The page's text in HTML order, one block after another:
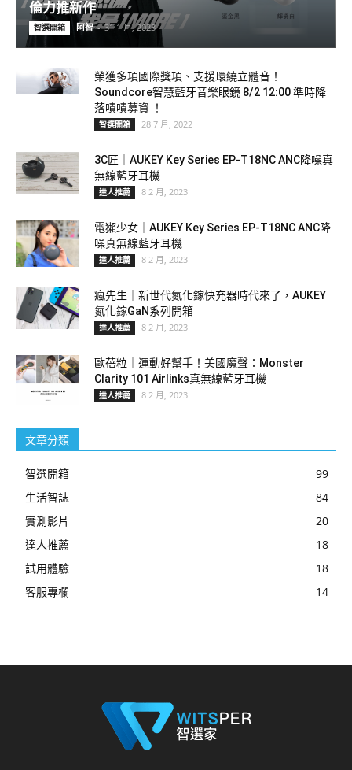
倫力推新作
智選開箱 阿智 - 31 1 月, 2023
榮獲多項國際獎項、支援環繞立體音！
Soundcore智慧藍牙音樂眼鏡 8/2 12:00 準時降
落嘖嘖募資 ！
智選開箱 28 7 月, 2022
3C匠｜AUKEY Key Series EP-T18NC ANC降噪真
無線藍牙耳機
達人推薦 8 2 月, 2023
電獺少女｜AUKEY Key Series EP-T18NC ANC降
噪真無線藍牙耳機
達人推薦 8 2 月, 2023
瘋先生｜新世代氮化鎵快充器時代來了，AUKEY
氮化鎵GaN系列開箱
達人推薦 8 2 月, 2023
歐蓓粒｜運動好幫手！美國魔聲：Monster
Clarity 101 Airlinks真無線藍牙耳機
達人推薦 8 2 月, 2023
文章分類
智選開箱
99
生活智誌
84
實測影片
20
達人推薦
18
試用體驗
18
客服專欄
14